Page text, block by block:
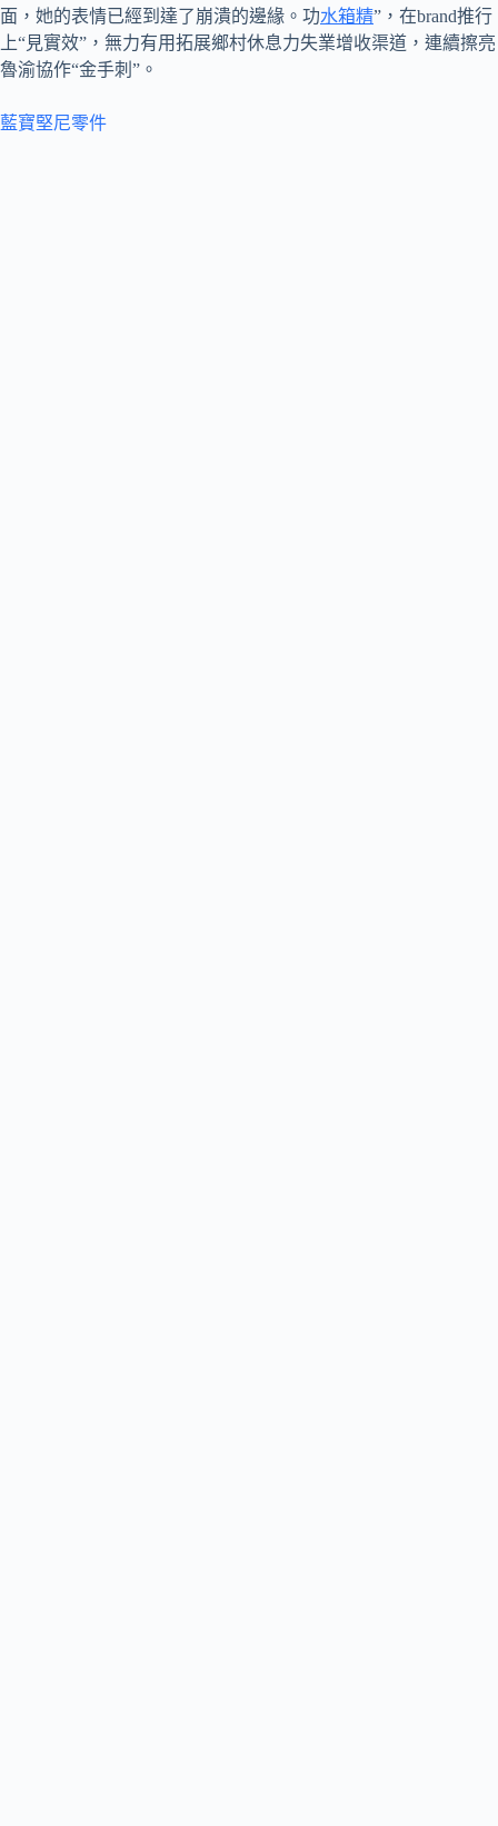
面，她的表情已經到達了崩潰的邊緣。功水箱精”，在brand推行
上“見實效”，無力有用拓展鄉村休息力失業增收渠道，連續擦亮
魯渝協作“金手刺”。
藍寶堅尼零件